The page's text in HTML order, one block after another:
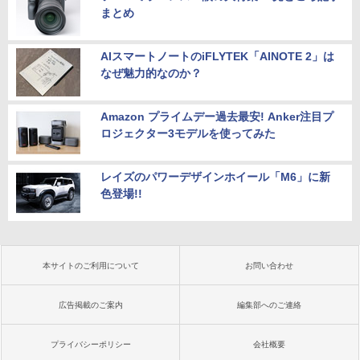
まとめ
AIスマートノートのiFLYTEK「AINOTE 2」は
なぜ魅力的なのか？
Amazon プライムデー過去最安! Anker注目プ
ロジェクター3モデルを使ってみた
レイズのパワーデザインホイール「M6」に新
色登場!!
本サイトのご利用について お問い合わせ
広告掲載のご案内 編集部へのご連絡
プライバシーポリシー 会社概要